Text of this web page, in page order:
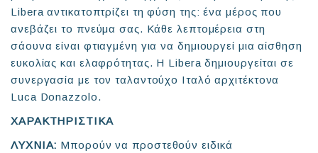
Libera αντικατοπτρίζει τη φύση της: ένα μέρος που
ανεβάζει το πνεύμα σας. Κάθε λεπτομέρεια στη
σάουνα είναι φτιαγμένη για να δημιουργεί μια αίσθηση
ευκολίας και ελαφρότητας. Η Libera δημιουργείται σε
συνεργασία με τον ταλαντούχο Ιταλό αρχιτέκτονα
Luca Donazzolo.
ΧΑΡΑΚΤΗΡΙΣΤΙΚΑ
ΛΥΧΝΙΑ: Μπορούν να προστεθούν ειδικά